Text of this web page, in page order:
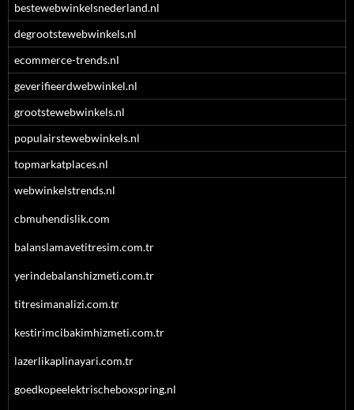
bestewebwinkelsnederland.nl
degrootstewebwinkels.nl
ecommerce-trends.nl
geverifieerdwebwinkel.nl
grootstewebwinkels.nl
populairstewebwinkels.nl
topmarkatplaces.nl
webwinkelstrends.nl
cbmuhendislik.com
balanslamavetitresim.com.tr
yerindebalanshizmeti.com.tr
titresimanalizi.com.tr
kestirimcibakimhizmeti.com.tr
lazerlikaplinayari.com.tr
goedkopeelektrischeboxspring.nl